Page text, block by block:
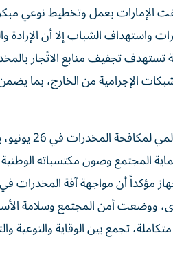
بعمل وتخطيط نوعي مبكر
واستهداف الشباب إلا أن الإرادة
تجفيف منابع الاتّجار
الإجرامية من الخارج،
وفي اليوم
حماية المجتمع وصون مكتسباته
مؤكداً أن مواجهة آفة المخدرات
ووضعت أمن المجتمع وسلامة
تجمع بين الوقاية والتوعية